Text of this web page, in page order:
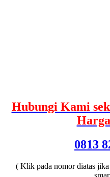
Hubungi Kami
0813
( Klik pada nomor diatas